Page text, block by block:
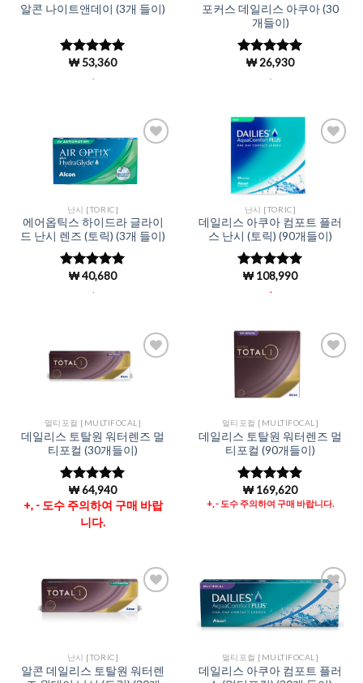
알콘 나이트앤데이 (3개 들이)
5 중에서
로 평
₩53,360
포커스 데일리스 아쿠아 (30
개들이)
5 중에서
로 평
₩26,930
Add to
Wishlist
난시 [TORIC]
에어옵틱스 하이드라 글라이
드 난시 렌즈 (토릭) (3개 들이)
5 중에서
로 평가됨
₩40,680
난시 [TORIC]
데일리스 아쿠아 컴포트 플러
스 난시 (토릭) (90개들이)
5 중에서5
로 평가됨
₩108,990
.
Wishlist
멀티포컬 [MULTIFOCAL]
데일리스 토탈원 워터렌즈 멀
티포컬 (30개들이)
5 중에서
4.96로 평
가됨
₩64,940
+, - 도수 주의하여 구매 바랍
니다.
멀티포컬 [MULTIFOCAL]
데일리스 토탈원 워터렌즈 멀
티포컬 (90개들이)
5 중에서
4.99로 평
₩169,620
+, - 도수 주의하여 구매 바랍니다.
Add to
Wishlist
난시 [TORIC]
알콘 데일리스 토탈원 워터렌
Add to
Wishlist
멀티포컬 [MULTIFOCAL]
데일리스 아쿠아 컴포트 플러